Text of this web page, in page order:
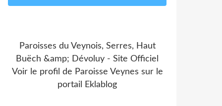
Paroisses du Veynois, Serres, Haut
Buëch &amp; Dévoluy - Site Officiel
Voir le profil de Paroisse Veynes sur le
portail Eklablog